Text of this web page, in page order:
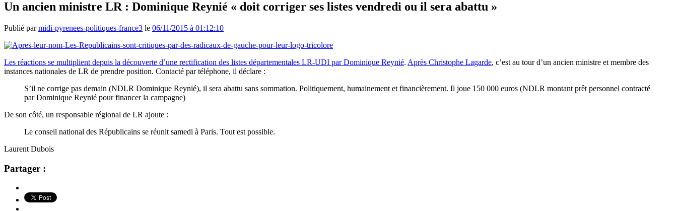
Un ancien ministre LR : Dominique Reynié « doit corriger ses listes vendredi ou il sera abattu »
Publié parmidi-pyrenees-politiques-france3 le 06/11/2015 à 01:12:10
Les réactions se multiplient depuis la découverte d’une rectification des listes départementales LR-UDI par Dominique Reynié. Après Christophe Lagarde, c’est au tour d’un ancien ministre et membre des
instances nationales de LR de prendre position. Contacté par téléphone, il déclare :
S’il ne corrige pas demain (NDLR Dominique Reynié), il sera abattu sans sommation. Politiquement, humainement et financièrement. Il joue 150 000 euros (NDLR montant prêt personnel contracté
par Dominique Reynié pour financer la campagne)
De son côté, un responsable régional de LR ajoute :
Le conseil national des Républicains se réunit samedi à Paris. Tout est possible.
Laurent Dubois
Partager :